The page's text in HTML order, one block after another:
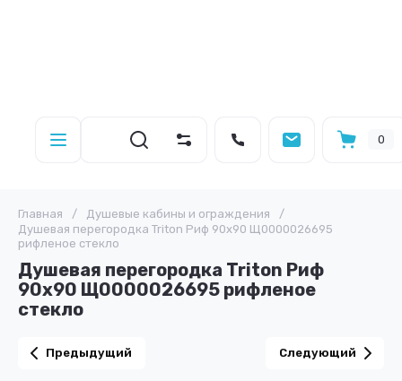
0
Главная / Душевые кабины и ограждения
/
Душевая перегородка Triton Риф 90x90 Щ0000026695
рифленое стекло
Душевая перегородка Triton Риф
90x90 Щ0000026695 рифленое
стекло
Предыдущий Следующий